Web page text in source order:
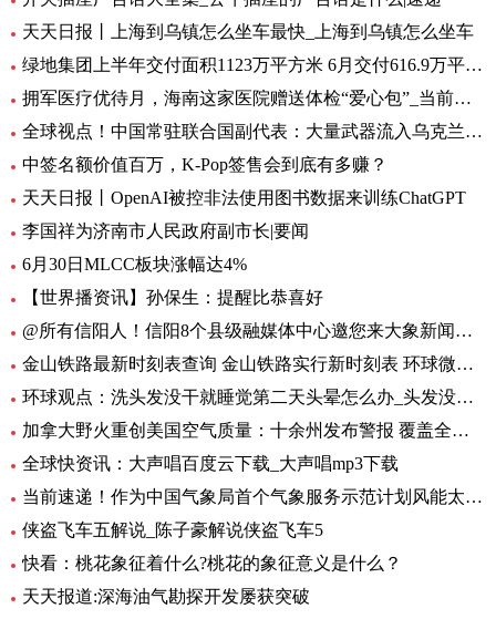
天天日报丨上海到乌镇怎么坐车最快_上海到乌镇怎么坐车
绿地集团上半年交付面积1123万平方米 6月交付616.9万平方米-环球观热点
拥军医疗优待月，海南这家医院赠送体检“爱心包”_当前头条
全球视点！中国常驻联合国副代表：大量武器流入乌克兰 外溢影响和扩散风险与日俱增
中签名额价值百万，K-Pop签售会到底有多赚？
天天日报丨OpenAI被控非法使用图书数据来训练ChatGPT
李国祥为济南市人民政府副市长|要闻
6月30日MLCC板块涨幅达4%
【世界播资讯】孙保生：提醒比恭喜好
@所有信阳人！信阳8个县级融媒体中心邀您来大象新闻，一起争做“山水茶都，红色信阳”推荐官
金山铁路最新时刻表查询 金山铁路实行新时刻表 环球微头条
环球观点：洗头发没干就睡觉第二天头晕怎么办_头发没吹干睡觉头疼怎么办
加拿大野火重创美国空气质量：十余州发布警报 覆盖全美1/3人口-焦点热闻
全球快资讯：大声唱百度云下载_大声唱mp3下载
当前速递！作为中国气象局首个气象服务示范计划风能太阳能发电精细化气象服务示范计划7月1日启动
侠盗飞车五解说_陈子豪解说侠盗飞车5
快看：桃花象征着什么?桃花的象征意义是什么？
天天报道:深海油气勘探开发屡获突破